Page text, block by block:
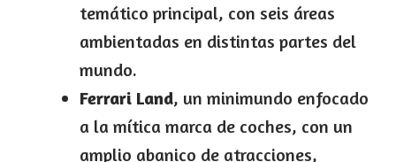
temático principal, con seis áreas
ambientadas en distintas partes del
mundo.
Ferrari Land, un minimundo enfocado
a la mítica marca de coches, con un
amplio abanico de atracciones,